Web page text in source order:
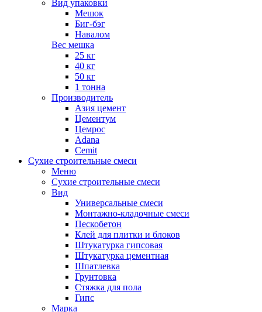
Вид упаковки
Мешок
Биг-бэг
Навалом
Вес мешка
25 кг
40 кг
50 кг
1 тонна
Производитель
Азия цемент
Цементум
Цемрос
Adana
Cemit
Сухие строительные смеси
Меню
Сухие строительные смеси
Вид
Универсальные смеси
Монтажно-кладочные смеси
Пескобетон
Клей для плитки и блоков
Штукатурка гипсовая
Штукатурка цементная
Шпатлевка
Грунтовка
Стяжка для пола
Гипс
Марка